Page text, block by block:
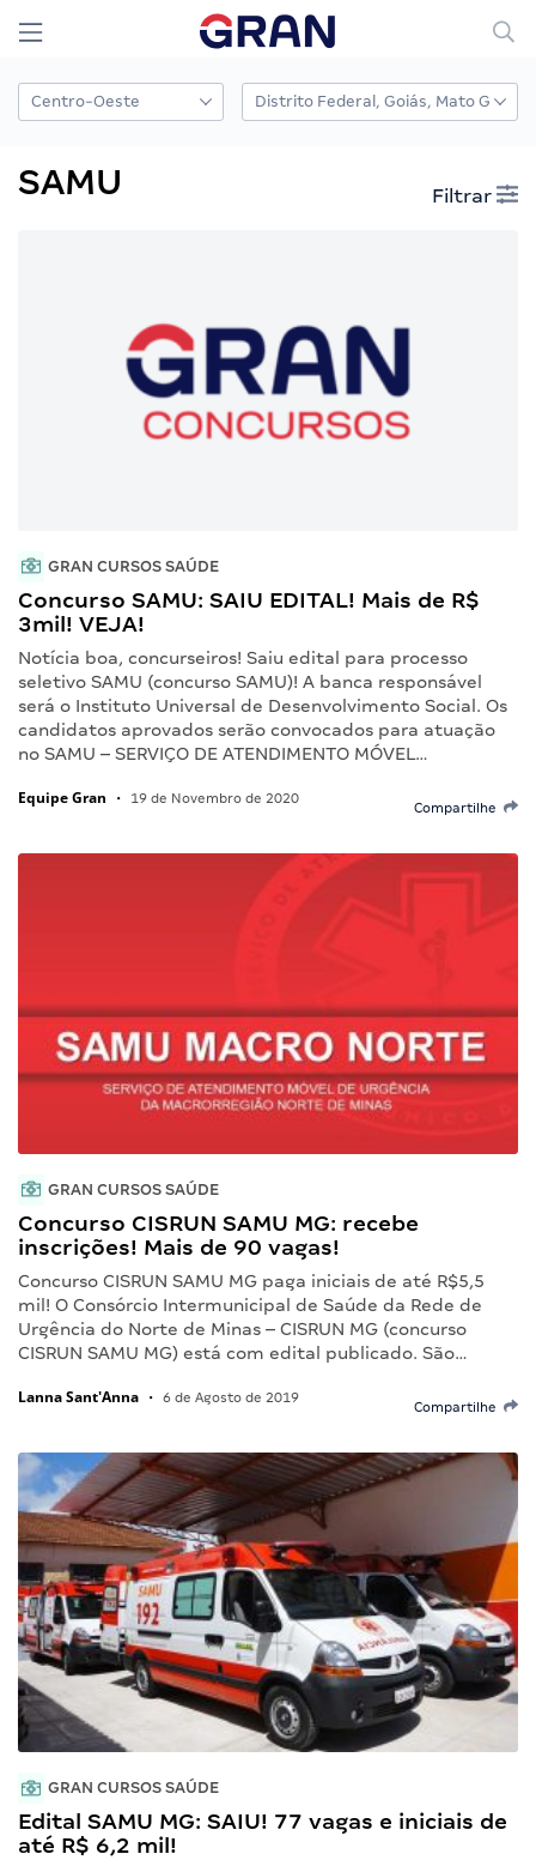
SAMU Filtrar
GRAN CURSOS SAÚDE
Concurso SAMU: SAIU EDITAL! Mais de R$
3mil! VEJA!
Notícia boa, concurseiros! Saiu edital para processo
seletivo SAMU (concurso SAMU)! A banca responsável
será o Instituto Universal de Desenvolvimento Social. Os
candidatos aprovados serão convocados para atuação
no SAMU – SERVIÇO DE ATENDIMENTO MÓVEL…
Equipe Gran • 19 de Novembro de 2020
Compartilhe
GRAN CURSOS SAÚDE
Concurso CISRUN SAMU MG: recebe
inscrições! Mais de 90 vagas!
Concurso CISRUN SAMU MG paga iniciais de até R$5,5
mil! O Consórcio Intermunicipal de Saúde da Rede de
Urgência do Norte de Minas – CISRUN MG (concurso
CISRUN SAMU MG) está com edital publicado. São…
Lanna Sant'Anna • 6 de Agosto de 2019
Compartilhe
GRAN CURSOS SAÚDE
Edital SAMU MG: SAIU! 77 vagas e iniciais de
até R$ 6,2 mil!